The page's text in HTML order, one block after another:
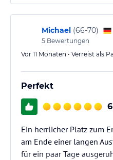
Michael (66-70)
5 Bewertungen
Vor 11 Monaten • Verreist als
Perfekt
6
Ein herrlicher Platz zum
am Ende einer langen
für ein paar Tage